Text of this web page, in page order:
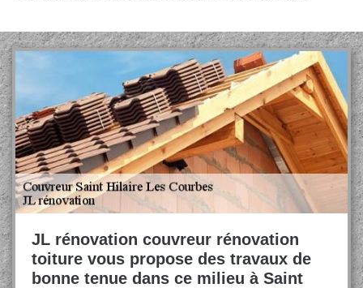
JL rénovation couvreur rénovation
toiture vous propose des travaux de
bonne tenue dans ce milieu à Saint